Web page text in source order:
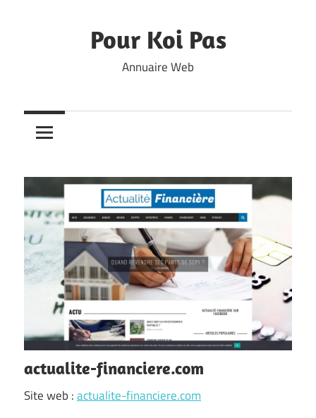
Pour Koi Pas
Annuaire Web
actualite-financiere.com
Site web :actualite-financiere.com